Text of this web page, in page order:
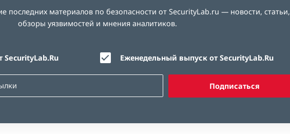
последних материалов по безопасности от SecurityLab.ru — новости, статьи,
обзоры уязвимостей и мнения аналитиков.
Еженедельный выпуск от SecurityLab.Ru
Подписаться